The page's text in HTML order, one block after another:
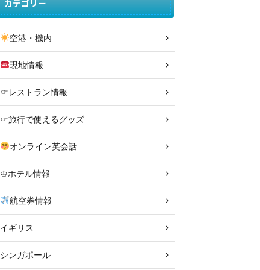
やすい」和洋食ビュッフェ！ もちろん、シェフ
ッチン」も★ 佐藤１歳児連れでもゆっくり宿泊
カテゴリー
空港・機内
現地情報
☞レストラン情報
☞旅行で使えるグッズ
オンライン英会話
♔ホテル情報
航空券情報
イギリス
シンガポール